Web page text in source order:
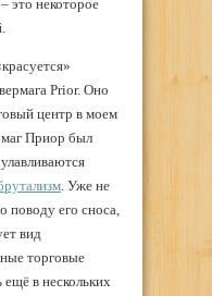
это некоторое
Prior. Оно
центр в моем
Приор был
. Уже не
поводу его сноса,
вид
торговые
в нескольких